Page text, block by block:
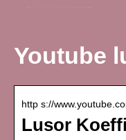
Youtube
http s://
Lusor